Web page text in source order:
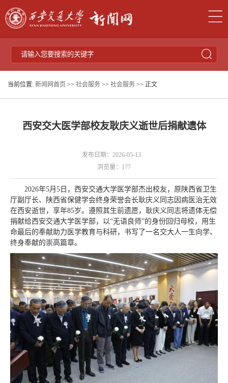
当前位置: 新闻网首页 >> 社会服务 >> 社会服务 >> 正文
西安交大医学部校友耿庆义逝世后捐献遗体
发布日期：2026-05-13
浏览量： 177
2026年5月5日，西安交通大学医学部杰出校友，原陕西省卫生
厅副厅长、陕西省保健学会终身荣誉会长耿庆义同志因病医治无效
在西安逝世，享年85岁。遵照其生前遗愿，耿庆义同志将遗体无偿
捐献给西安交通大学医学部，以“无语良师”的身份回归母校，用生
命最后的奉献助力医学教育与科研，书写了一名交大人一生向学、
终身奉献的崇高篇章。